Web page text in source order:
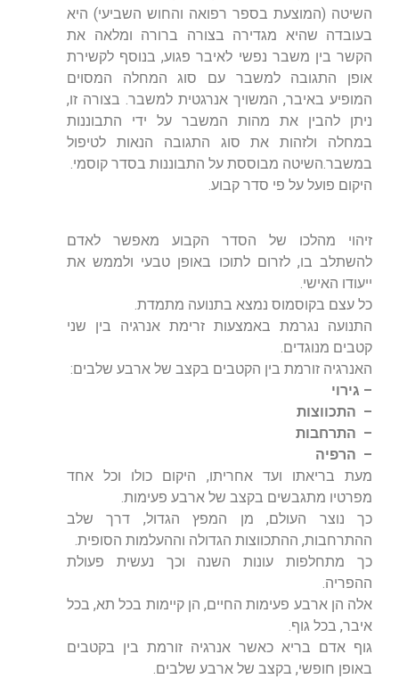
השיטה (המוצעת בספר רפואה והחוש השביעי) היא
בעובדה שהיא מגדירה בצורה ברורה ומלאה את
הקשר בין משבר נפשי לאיבר פגוע, בנוסף לקשירת
אופן התגובה למשבר עם סוג המחלה המסוים
המופיע באיבר, המשויך אנרגטית למשבר. בצורה זו,
ניתן להבין את מהות המשבר על ידי התבוננות
במחלה ולזהות את סוג התגובה הנאות לטיפול
במשבר.השיטה מבוססת על התבוננות בסדר קוסמי.
היקום פועל על פי סדר קבוע.
זיהוי מהלכו של הסדר הקבוע מאפשר לאדם
להשתלב בו, לזרום לתוכו באופן טבעי ולממש את
ייעודו האישי.
כל עצם בקוסמוס נמצא בתנועה מתמדת.
התנועה נגרמת באמצעות זרימת אנרגיה בין שני
קטבים מנוגדים.
האנרגיה זורמת בין הקטבים בקצב של ארבע שלבים:
– גירוי
– התכווצות
– התרחבות
– הרפיה
מעת בריאתו ועד אחריתו, היקום כולו וכל אחד
מפרטיו מתגבשים בקצב של ארבע פעימות.
כך נוצר העולם, מן המפץ הגדול, דרך שלב
ההתרחבות, ההתכווצות הגדולה וההעלמות הסופית.
כך מתחלפות עונות השנה וכך נעשית פעולת
ההפריה.
אלה הן ארבע פעימות החיים, הן קיימות בכל תא, בכל
איבר, בכל גוף.
גוף אדם בריא כאשר אנרגיה זורמת בין בקטבים
באופן חופשי, בקצב של ארבע שלבים.